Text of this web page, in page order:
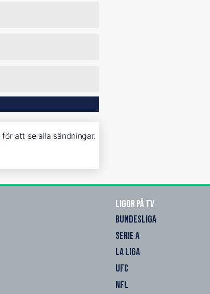
för att se alla sändningar.
Ligor på TV
BUNDESLIGA
SERIE A
LA LIGA
UFC
NFL